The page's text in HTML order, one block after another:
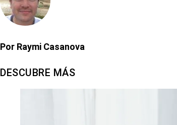
Por Raymi Casanova
DESCUBRE MÁS